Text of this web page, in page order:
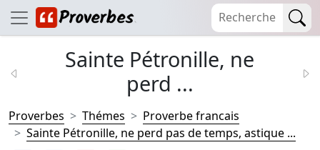
Sainte Pétronille, ne
perd ...
Proverbes Thémes
Proverbe francais
Sainte Pétronille, ne perd pas de temps, astique ...